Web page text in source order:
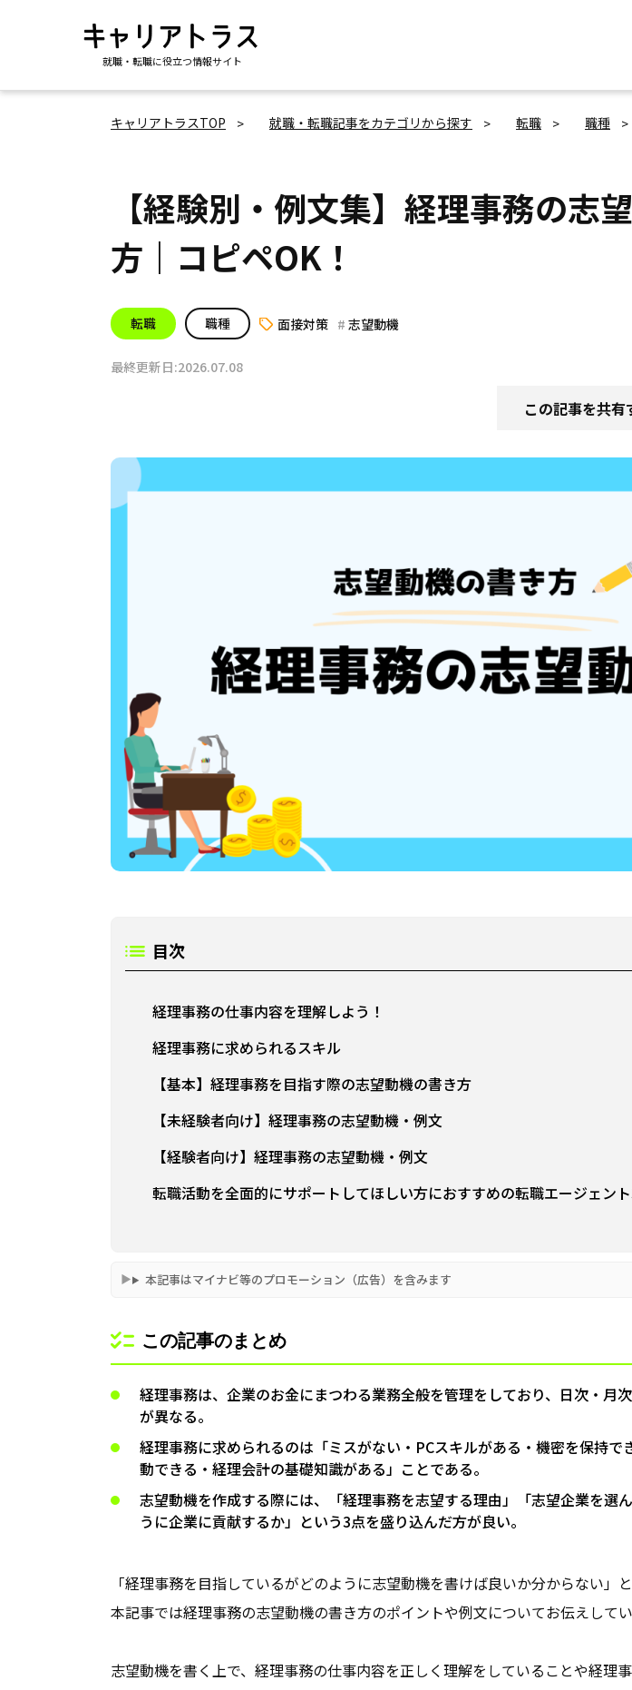
就職・転職に役立つ情報サイト
キャリアトラスTOP 就職・転職記事をカテゴリから探す 転職 職種
【経験別・例文集】経理事務の志
方｜コピペOK！
転職 職種 面接対策 志望動機
最終更新日:2026.07.08
この記事を共有
目次
経理事務の仕事内容を理解しよう！
経理事務に求められるスキル
【基本】経理事務を目指す際の志望動機の書き方
【未経験者向け】経理事務の志望動機・例文
【経験者向け】経理事務の志望動機・例文
転職活動を全面的にサポートしてほしい方におすすめの転職エージェン
本記事はマイナビ等のプロモーション（広告）を含みます
この記事のまとめ
経理事務は、企業のお金にまつわる業務全般を管理をしており、日次・月
が異なる。
経理事務に求められるのは「ミスがない・PCスキルがある・機密を保持で
動できる・経理会計の基礎知識がある」ことである。
志望動機を作成する際には、「経理事務を志望する理由」「志望企業を選
うに企業に貢献するか」という3点を盛り込んだ方が良い。
「経理事務を目指しているがどのように志望動機を書けば良いか分からない」
本記事では経理事務の志望動機の書き方のポイントや例文についてお伝えしてい
志望動機を書く上で、経理事務の仕事内容を正しく理解をしていることや経理